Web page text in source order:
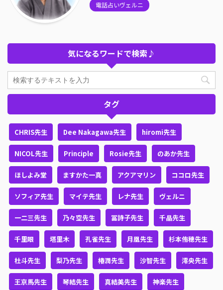
電話占いヴェルニ
気になるワードで検索♪
タグ
CHRIS先生 Dee Nakagawa先生 hiromi先生
NICOL先生 Principle Rosie先生 のあか先生
ほしよみ堂 ますかた一真 アクアマリン ココロ先生
ソフィア先生 マイテ先生 レナ先生 ヴェルニ
一二三先生 乃々空先生 冨詩子先生 千晶先生
千里眼 塔里木 孔雀先生 月凰先生 杉本侑穂先生
杜斗先生 梨乃先生 椿潤先生 沙智先生 澪央先生
王京馬先生 琴結先生 真結美先生 神楽先生